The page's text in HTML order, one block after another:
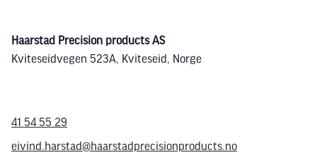
Haarstad Precision products AS
Kviteseidvegen 523A, Kviteseid, Norge
41 54 55 29
eivind.harstad@haarstadprecisionproducts.no